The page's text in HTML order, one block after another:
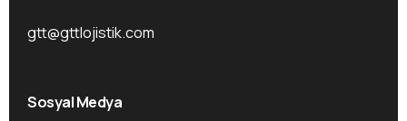
gtt@gttlojistik.com
Sosyal Medya